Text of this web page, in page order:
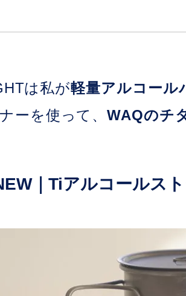
は私が軽量アルコール
ーを使って、WAQのチ
｜Tiアルコールス